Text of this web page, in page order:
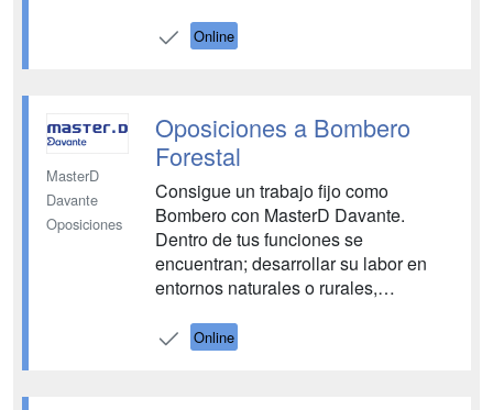
Tendrás a tu disposición todos los
profesores...
Online
MasterD
Davante
Oposiciones
Oposiciones a Bombero
Forestal
Consigue un trabajo fijo como
Bombero con MasterD Davante.
Dentro de tus funciones se
encuentran; desarrollar su labor en
entornos naturales o rurales,
vigilancia y detección de incendios
Online